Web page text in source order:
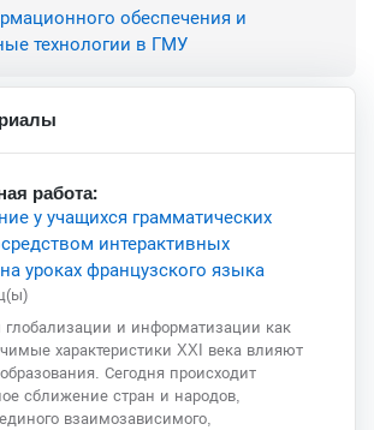
обеспечения и
технологии в ГМУ
работа:
у учащихся грамматических
интерактивных
уроках французского языка
глобализации и информатизации как
характеристики XXI века влияют
Сегодня происходит
сближение стран и народов,
взаимозависимого,